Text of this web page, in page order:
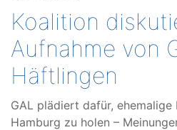
Koalition
Aufnahme von
Häftlingen
GAL plädiert dafür, ehemalige
Hamburg zu holen –